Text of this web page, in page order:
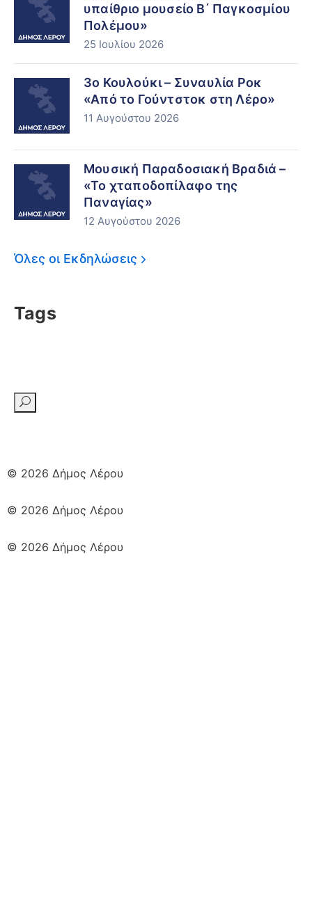
υπαίθριο μουσείο Β΄ Παγκοσμίου
Πολέμου»
25 Ιουλίου 2026
3ο Κουλούκι – Συναυλία Ροκ
«Από το Γούντστοκ στη Λέρο»
11 Αυγούστου 2026
Μουσική Παραδοσιακή Βραδιά –
«Το χταποδοπίλαφο της
Παναγίας»
12 Αυγούστου 2026
Όλες οι Εκδηλώσεις
Tags
© 2026 Δήμος Λέρου
© 2026 Δήμος Λέρου
© 2026 Δήμος Λέρου